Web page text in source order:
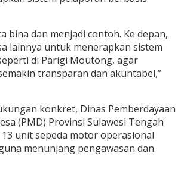
bina dan menjadi contoh. Ke depan,
lainnya untuk menerapkan sistem
di Parigi Moutong, agar
transparan dan akuntabel,”
konkret, Dinas Pemberdayaan
(PMD) Provinsi Sulawesi Tengah
unit sepeda motor operasional
menunjang pengawasan dan